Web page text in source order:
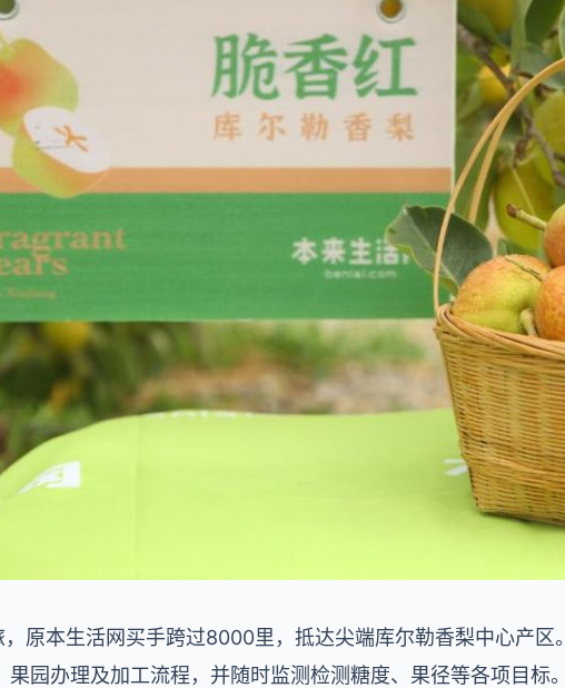
，原本生活网买手跨过8000里，抵达尖端库尔勒香梨中心产区
果园办理及加工流程，并随时监测检测糖度、果径等各项目标